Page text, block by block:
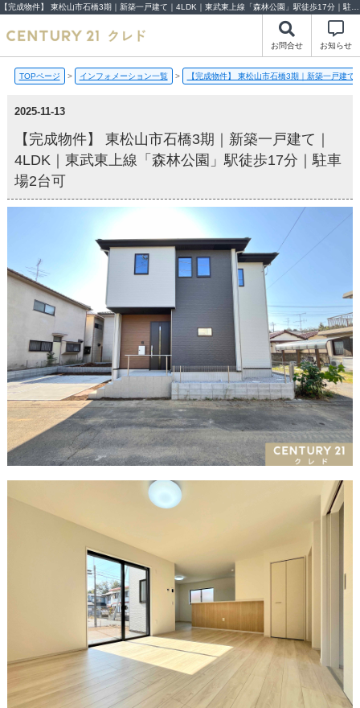
お問合せ お知らせ
TOPページ > インフォメーション一覧 > 【完成物件】 東松山市石橋3期｜新築一戸建
2025-11-13
【完成物件】 東松山市石橋3期｜新築一戸建て｜
4LDK｜東武東上線「森林公園」駅徒歩17分｜駐車
場2台可